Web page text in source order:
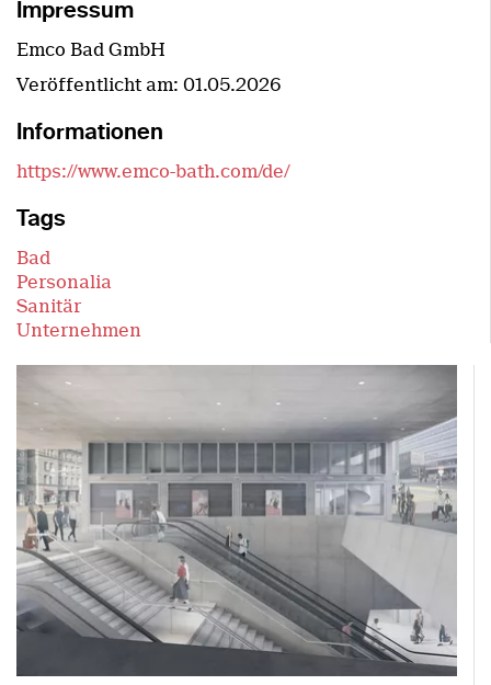
Impressum
Emco Bad GmbH
Veröffentlicht am: 01.05.2026
Informationen
https://www.emco-bath.com/de/
Tags
Bad
Personalia
Sanitär
Unternehmen